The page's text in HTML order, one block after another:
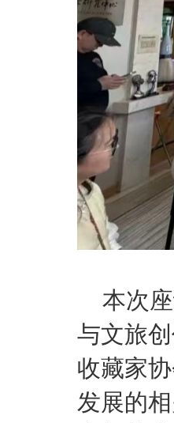
本次座
与文旅
收藏家
发展的